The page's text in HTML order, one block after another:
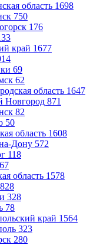
область 1698
750
176
край 1677
69
62
область 1647
Новгород 871
82
50
область 1608
Дону 572
118
67
область 1578
828
328
78
край 1564
323
280